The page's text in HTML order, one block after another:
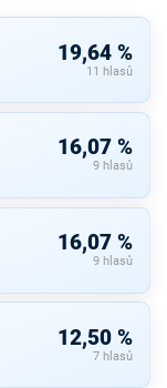
19,64 %
11 hlasů
16,07 %
9 hlasů
16,07 %
9 hlasů
12,50 %
7 hlasů